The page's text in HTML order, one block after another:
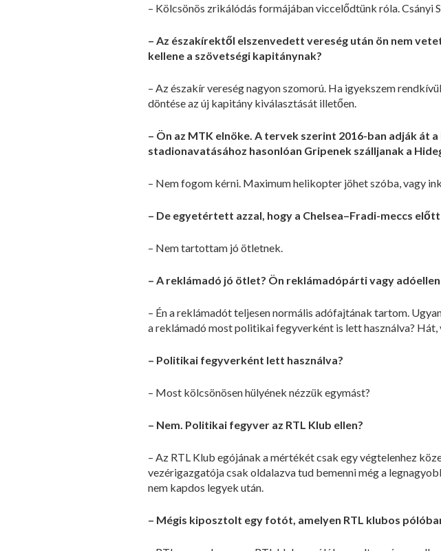
– Kölcsönös zrikálódás formájában viccelődtünk róla. Csányi
– Az északírektől elszenvedett vereség után ön nem
kellene a szövetségi kapitánynak?
– Az északír vereség nagyon szomorú. Ha igyekszem
döntése az új kapitány kiválasztását illetően.
– Ön az MTK elnöke. A tervek szerint 2016-ban adják át
stadionavatásához hasonlóan Gripenek szálljanak a
– Nem fogom kérni. Maximum helikopter jöhet szóba, vagy
– De egyetértett azzal, hogy a Chelsea–Fradi-meccs
– Nem tartottam jó ötletnek.
– A reklámadó jó ötlet? Ön reklámadópárti vagy
– Én a reklámadót teljesen normális adófajtának tartom.
a reklámadó most politikai fegyverként is lett használva? Hát,
– Politikai fegyverként lett használva?
– Most kölcsönösen hülyének nézzük egymást?
– Nem. Politikai fegyver az RTL Klub ellen?
– Az RTL Klub egójának a mértékét csak egy végtelenhez
vezérigazgatója csak oldalazva tud bemenni még a
nem kapdos legyek után.
– Mégis kiposztolt egy fotót, amelyen RTL klubos